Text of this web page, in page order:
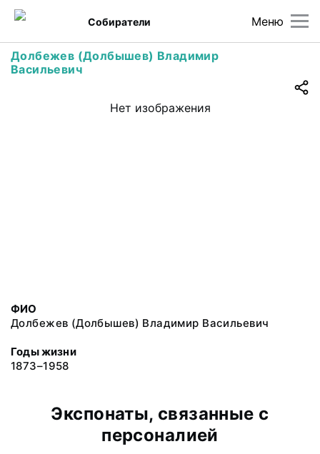
Меню
Собиратели
Долбежев (Долбышев) Владимир
Васильевич
Нет изображения
ФИО
Долбежев (Долбышев) Владимир Васильевич
Годы жизни
1873–1958
Экспонаты, связанные с
персоналией